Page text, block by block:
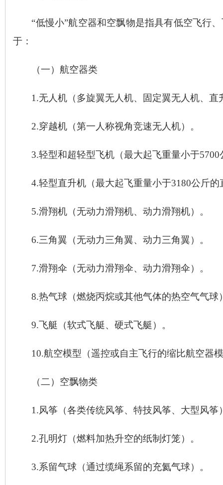
“低慢小”航空器和空飘物是指具有低空飞行
于：
（一）航空器类
1.无人机（多旋翼无人机、固定翼无人机、直
2.穿越机（第一人称视角竞速无人机）。
3.轻型和超轻型飞机（最大起飞重量小于5700
4.轻型直升机（最大起飞重量小于3180公斤的
5.滑翔机（无动力滑翔机、动力滑翔机）。
6.三角翼（无动力三角翼、动力三角翼）。
7.滑翔伞（无动力滑翔伞、动力滑翔伞）。
8.热气球（燃烧丙烷或其他气体的热空气气球
9.飞艇（软式飞艇、硬式飞艇）。
10.航空模型（遥控或自主飞行的缩比航空器
（二）空飘物类
1.风筝（各类传统风筝、特技风筝、大型风筝
2.孔明灯（燃料加热升空的纸制灯笼）。
3.系留气球（通过缆绳系留的充氦气球）。